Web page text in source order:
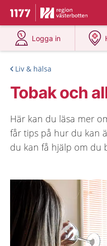
Till startsidan för 1177
Du har valt region
Logga in
på 1177.se
Liv & hälsa
Tobak och
Här kan du läsa mer
får tips på hur du kan
du kan få hjälp om du